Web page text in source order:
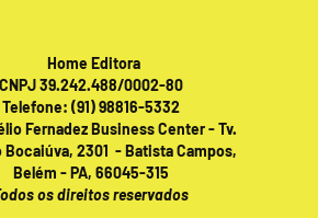
Home Editora
CNPJ 39.242.488/0002-80
Telefone: (91) 98816-5332
Fernadez Business Center - Tv.
Bocaiúva, 2301 - Batista Campos,
Belém - PA, 66045-315
os direitos reservados